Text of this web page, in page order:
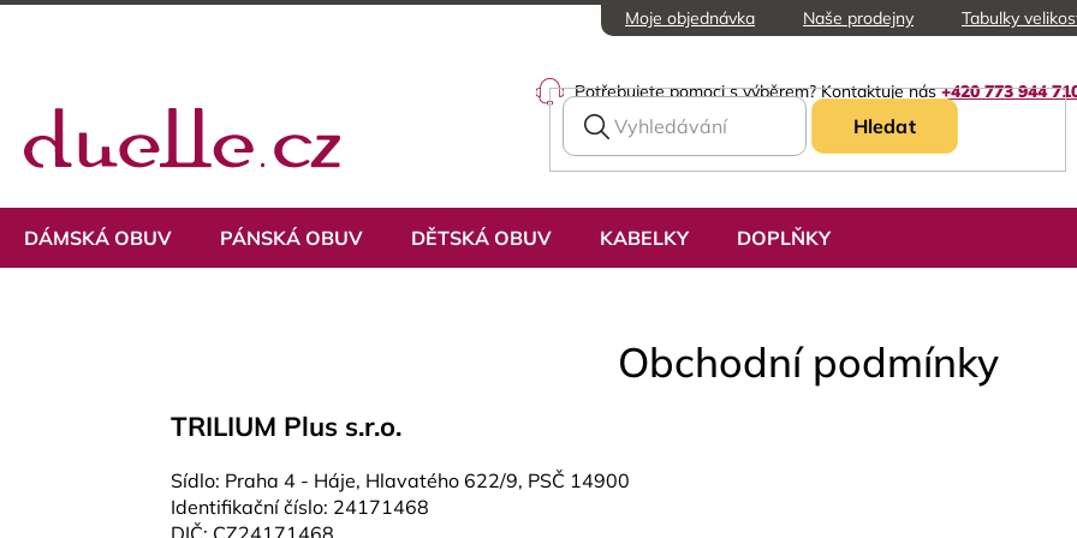
Přejít
Moje objednávka Naše prodejny Tabulky
Potřebujete pomoci s výběrem? Kontaktuje nás+420 773 944
Hledat
DÁMSKÁ OBUV PÁNSKÁ OBUV DĚTSKÁ OBUV KABELKY DOPLŇKY
Obchodní podmínky
TRILIUM Plus s.r.o.
Sídlo: Praha 4 - Háje, Hlavatého 622/9, PSČ 14900
Identifikační číslo: 24171468
DIČ: CZ24171468